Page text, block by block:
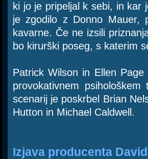
ki jo je pripeljal k sebi, in kar
je zgodilo z Donno Mauer,
kavarne. Če ne izsili
bo kirurški poseg, s katerim
Patrick Wilson in Ellen
provokativnem
scenarij je poskrbel Brian
Hutton in Michael Caldwell.
Izjava producenta